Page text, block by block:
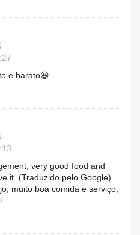
e barato😃
very good food and
it. (Traduzido pelo Google)
muito boa comida e serviço,